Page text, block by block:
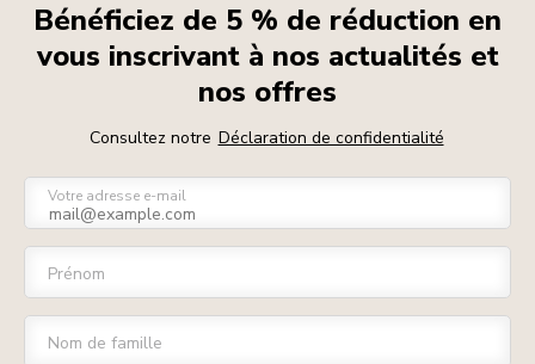
Bénéficiez de 5 % de réduction en
vous inscrivant à nos actualités et
nos offres
Consultez notre Déclaration de confidentialité
Votre adresse e-mail
Prénom
Nom de famille